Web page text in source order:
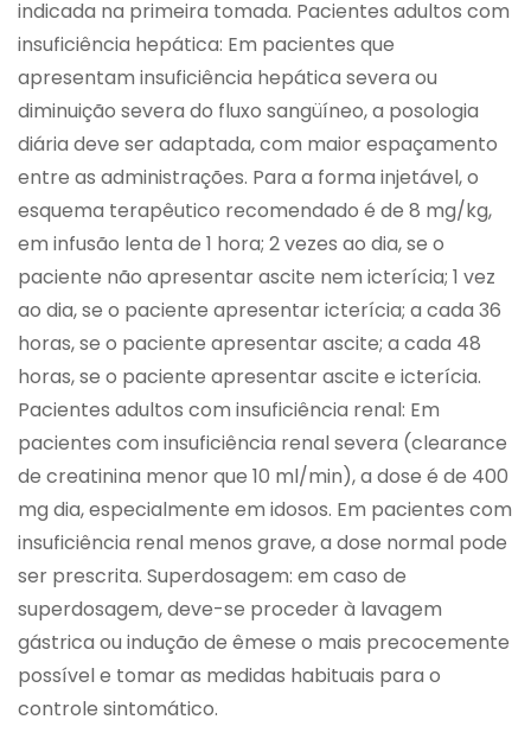
indicada na primeira tomada. Pacientes adultos com
insuficiência hepática: Em pacientes que
apresentam insuficiência hepática severa ou
diminuição severa do fluxo sangüíneo, a posologia
diária deve ser adaptada, com maior espaçamento
entre as administrações. Para a forma injetável, o
esquema terapêutico recomendado é de 8 mg/kg,
em infusão lenta de 1 hora; 2 vezes ao dia, se o
paciente não apresentar ascite nem icterícia; 1 vez
ao dia, se o paciente apresentar icterícia; a cada 36
horas, se o paciente apresentar ascite; a cada 48
horas, se o paciente apresentar ascite e icterícia.
Pacientes adultos com insuficiência renal: Em
pacientes com insuficiência renal severa (clearance
de creatinina menor que 10 ml/min), a dose é de 400
mg dia, especialmente em idosos. Em pacientes com
insuficiência renal menos grave, a dose normal pode
ser prescrita. Superdosagem: em caso de
superdosagem, deve-se proceder à lavagem
gástrica ou indução de êmese o mais precocemente
possível e tomar as medidas habituais para o
controle sintomático.